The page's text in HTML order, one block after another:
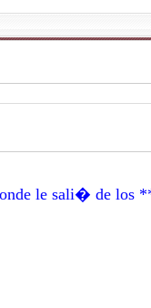
le sali� de los